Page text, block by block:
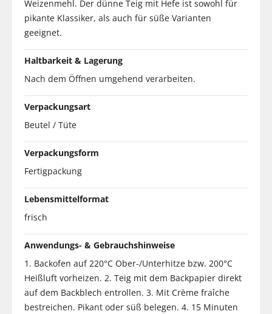
Weizenmehl. Der dünne Teig mit Hefe ist sowohl für
pikante Klassiker, als auch für süße Varianten
geeignet.
Haltbarkeit & Lagerung
Nach dem Öffnen umgehend verarbeiten.
Verpackungsart
Beutel / Tüte
Verpackungsform
Fertigpackung
Lebensmittelformat
frisch
Anwendungs- & Gebrauchshinweise
1. Backofen auf 220°C Ober-/Unterhitze bzw. 200°C
Heißluft vorheizen. 2. Teig mit dem Backpapier direkt
auf dem Backblech entrollen. 3. Mit Crème fraîche
bestreichen. Pikant oder süß belegen. 4. 15 Minuten